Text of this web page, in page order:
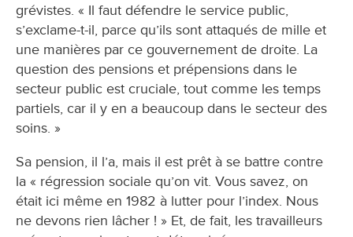
grévistes. « Il faut défendre le service public,
s’exclame-t-il, parce qu’ils sont attaqués de mille et
une manières par ce gouvernement de droite. La
question des pensions et prépensions dans le
secteur public est cruciale, tout comme les temps
partiels, car il y en a beaucoup dans le secteur des
soins. »
Sa pension, il l’a, mais il est prêt à se battre contre
la « régression sociale qu’on vit. Vous savez, on
était ici même en 1982 à lutter pour l’index. Nous
ne devons rien lâcher ! » Et, de fait, les travailleurs